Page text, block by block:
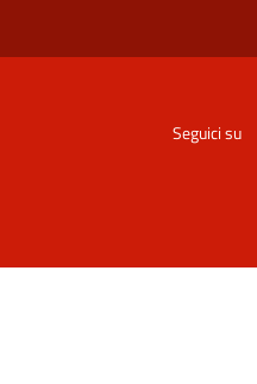
Seguici su